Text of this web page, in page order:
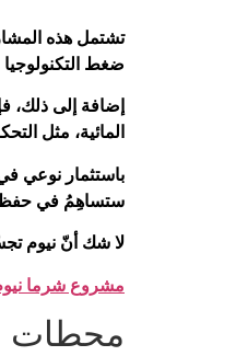
تشتمل هذه
ضغط التكنولوجيا
إضافة إلى ذلك،
المائية، مثل
باستثمار نوعي
ستساهِمُ في حفظ
لا شك أنّ نيوم
مشروع شرما
محطات